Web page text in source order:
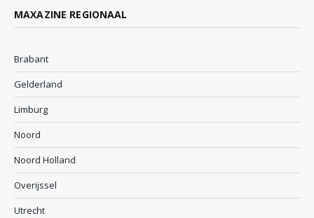
MAXAZINE REGIONAAL
Brabant
Gelderland
Limburg
Noord
Noord Holland
Overijssel
Utrecht